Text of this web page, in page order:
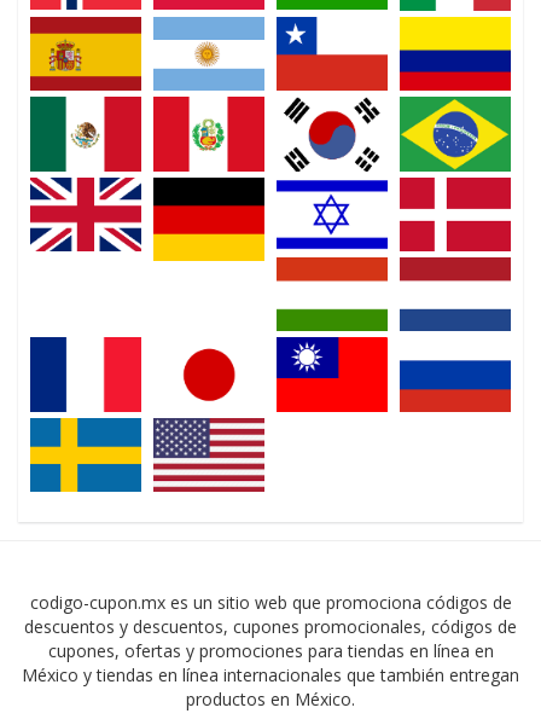
codigo-cupon.mx es un sitio web que promociona códigos de
descuentos y descuentos, cupones promocionales, códigos de
cupones, ofertas y promociones para tiendas en línea en
México y tiendas en línea internacionales que también entregan
productos en México.